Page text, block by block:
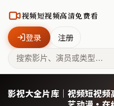
视频短视频高清免费看
登录 注册
影视大全片库｜视频短视